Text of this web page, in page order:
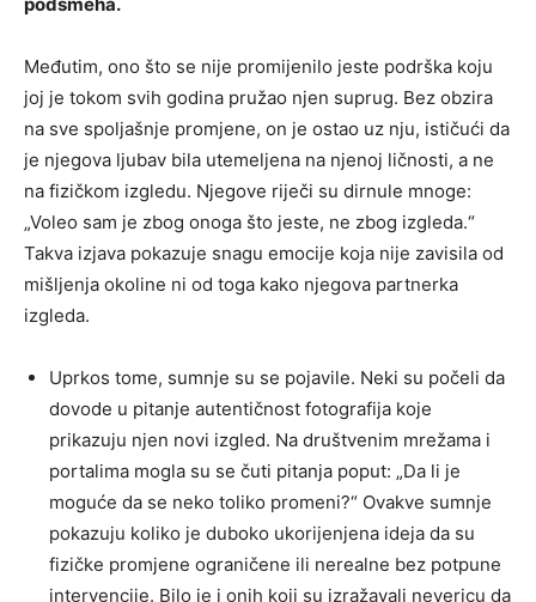
Međutim, ono što se nije promijenilo jeste podrška koju
joj je tokom svih godina pružao njen suprug. Bez obzira
na sve spoljašnje promjene, on je ostao uz nju, ističući da
je njegova ljubav bila utemeljena na njenoj ličnosti, a ne
na fizičkom izgledu. Njegove riječi su dirnule mnoge:
„Voleo sam je zbog onoga što jeste, ne zbog izgleda.“
Takva izjava pokazuje snagu emocije koja nije zavisila od
mišljenja okoline ni od toga kako njegova partnerka
izgleda.
Uprkos tome, sumnje su se pojavile. Neki su počeli da
dovode u pitanje autentičnost fotografija koje
prikazuju njen novi izgled. Na društvenim mrežama i
portalima mogla su se čuti pitanja poput: „Da li je
moguće da se neko toliko promeni?“ Ovakve sumnje
pokazuju koliko je duboko ukorijenjena ideja da su
fizičke promjene ograničene ili nerealne bez potpune
intervencije. Bilo je i onih koji su izražavali nevericu da